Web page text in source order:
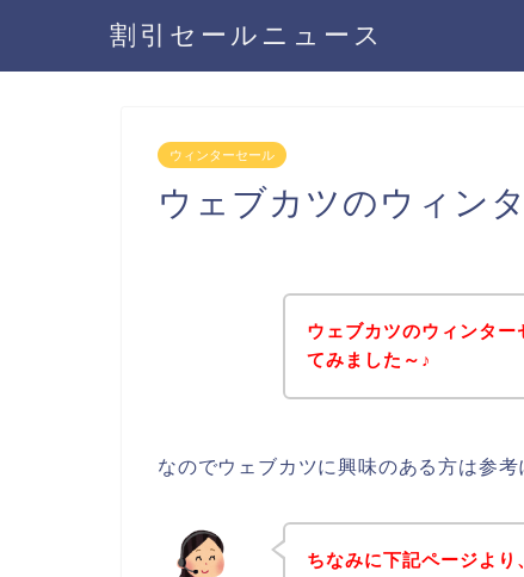
割引セールニュース
ウィンターセール
ウェブカツのウィン
ウェブカツのウィンタ
てみました～♪
なのでウェブカツに興味のある方は参考
ちなみに下記ページよ